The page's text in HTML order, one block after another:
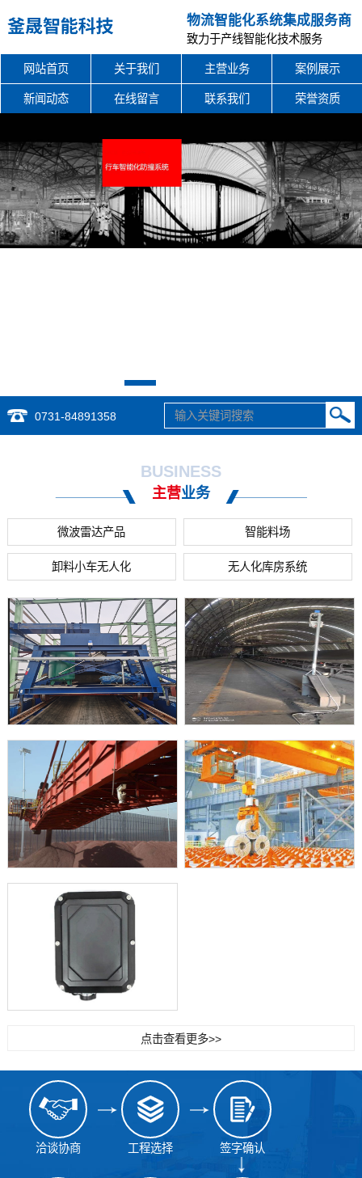
物流智能化系统集成服务商
致力于产线智能化技术服务
网站首页 关于我们 主营业务 案例展示
新闻动态 在线留言 联系我们 荣誉资质
0731-84891358
BUSINESS
主营业务
微波雷达产品 智能料场
卸料小车无人化 无人化库房系统
点击查看更多>>
洽谈协商 工程选择 签字确认